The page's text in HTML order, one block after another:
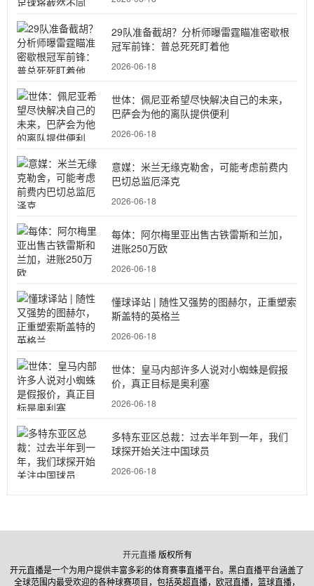
29队准备截胡？分析师曝雷霆瞄准密歇根
冠军前锋：普总死死盯着他
2026-06-18
世体：佩尼亚希望尽快解决自己的未来，
巴萨会为他的离队提供便利
2026-06-18
意媒：米兰无缘克勒舍，可能考虑前费内
巴切总监厄泽克
2026-06-18
每体：阿尔梅里亚出售古铁雷斯和兰加，
进账250万欧
2026-06-18
懂球译站 | 随性又强势的图赫尔，正重塑索
斯盖特的英格兰
2026-06-18
世体：皇马内部许多人说对小蜘蛛是假报
价，真正目标是奥利塞
2026-06-18
多特东亚区总裁：过去半年到一年，我们
球探开始关注中国球员
2026-06-18
开元直播版权所有
开元直播是一个为用户提供丰富多彩的体育赛事直播平台。黑白直播平台涵盖了
全球范围内最受欢迎的各种球赛项目，包括英超直播，欧冠直播，篮球直播，